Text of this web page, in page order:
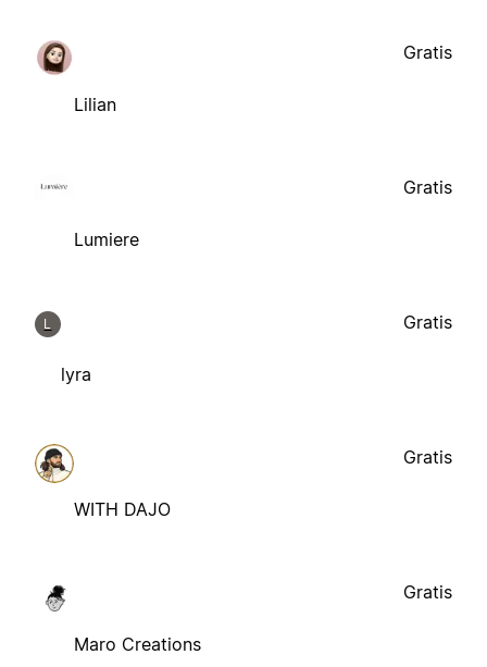
Lilian
Gratis
Lumiere
Gratis
L
lyra
Gratis
WITH DAJO
Gratis
Maro Creations
Gratis